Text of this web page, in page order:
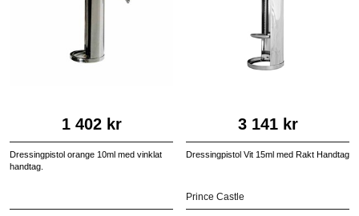
1 402 kr
Dressingpistol orange 10ml med vinklat
handtag.
3 141 kr
Dressingpistol Vit 15ml med Rakt Handtag
Prince Castle